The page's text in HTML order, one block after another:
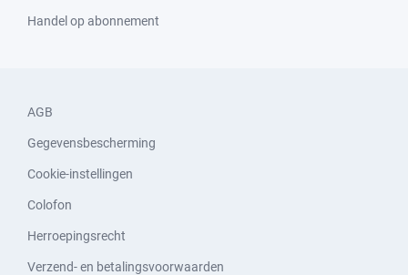
Handel op abonnement
AGB
Gegevensbescherming
Cookie-instellingen
Colofon
Herroepingsrecht
Verzend- en betalingsvoorwaarden